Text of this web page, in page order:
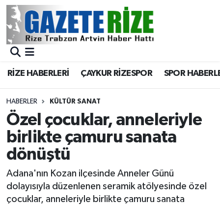
RİZE HABERLERİ ÇAYKUR RİZESPOR SPOR
HABERLER KÜLTÜR SANAT
Özel çocuklar, anneleriyle
birlikte çamuru sanata
dönüştü
Adana'nın Kozan ilçesinde Anneler Günü
dolayısıyla düzenlenen seramik atölyesinde özel
çocuklar, anneleriyle birlikte çamuru sanata
BÖLGEMİZ
Asayiş
Rize Jandarma Komutanlığı
Bilim Teknoloji
Bölge
Advertising news
Merkez Nöbetçi Eczaneler
Merkez Trafik Yoğunluk Haritası
Süper Lig Puan Durumu ve Fikstür
Tüm Manşetler
Son Dakika Haberleri
Haber Arşivi